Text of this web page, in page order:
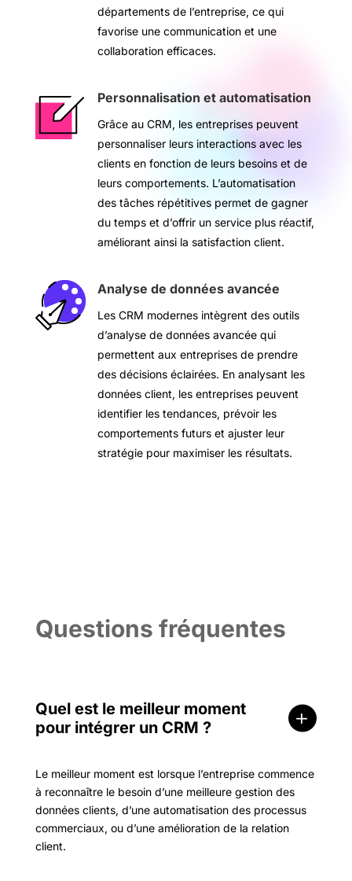
départements de l’entreprise, ce qui
favorise une communication et une
collaboration efficaces.
Personnalisation et automatisation
Grâce au CRM, les entreprises peuvent
personnaliser leurs interactions avec les
clients en fonction de leurs besoins et de
leurs comportements. L’automatisation
des tâches répétitives permet de gagner
du temps et d’offrir un service plus réactif,
améliorant ainsi la satisfaction client.
Analyse de données avancée
Les CRM modernes intègrent des outils
d’analyse de données avancée qui
permettent aux entreprises de prendre
des décisions éclairées. En analysant les
données client, les entreprises peuvent
identifier les tendances, prévoir les
comportements futurs et ajuster leur
stratégie pour maximiser les résultats.
Questions fréquentes
Quel est le meilleur moment
pour intégrer un CRM ?
Le meilleur moment est lorsque l’entreprise commence
à reconnaître le besoin d’une meilleure gestion des
données clients, d’une automatisation des processus
commerciaux, ou d’une amélioration de la relation
client.